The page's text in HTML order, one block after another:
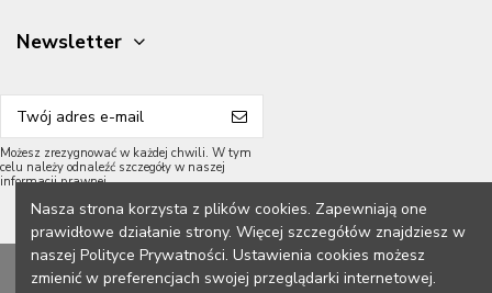
Newsletter
Możesz zrezygnować w każdej chwili. W tym
celu należy odnaleźć szczegóły w naszej
informacji prawnej.
2026 Meble Grycpol.
Nasza strona korzysta z plików cookies. Zapewniają one
prawidłowe działanie strony. Więcej szczegółów znajdziesz w
naszej Polityce Prywatności. Ustawienia cookies możesz
zmienić w preferencjach swojej przeglądarki internetowej.